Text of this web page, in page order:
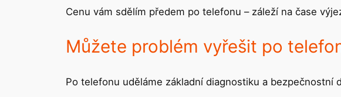
Cenu vám sdělím předem po telefonu – záleží na čase
Můžete problém vyřešit po
Po telefonu uděláme základní diagnostiku a bezpečnostní